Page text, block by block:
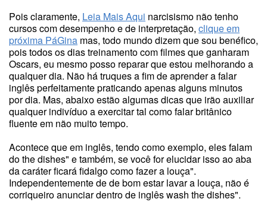
Pois claramente, Leia Mais Aqui narcisismo não tenho
cursos com desempenho e de interpretação, clique em
próxima PáGina mas, todo mundo dizem que sou benéfico,
pois todos os dias treinamento com filmes que ganharam
Oscars, eu mesmo posso reparar que estou melhorando a
qualquer dia. Não há truques a fim de aprender a falar
inglês perfeitamente praticando apenas alguns minutos
por dia. Mas, abaixo estão algumas dicas que irão auxiliar
qualquer indivíduo a exercitar tal como falar britânico
fluente em não muito tempo.
Acontece que em inglês, tendo como exemplo, eles falam
do the dishes" e também, se você for elucidar isso ao aba
da caráter ficará fidalgo como fazer a louça".
Independentemente de de bom estar lavar a louça, não é
corriqueiro anunciar dentro de inglês wash the dishes".